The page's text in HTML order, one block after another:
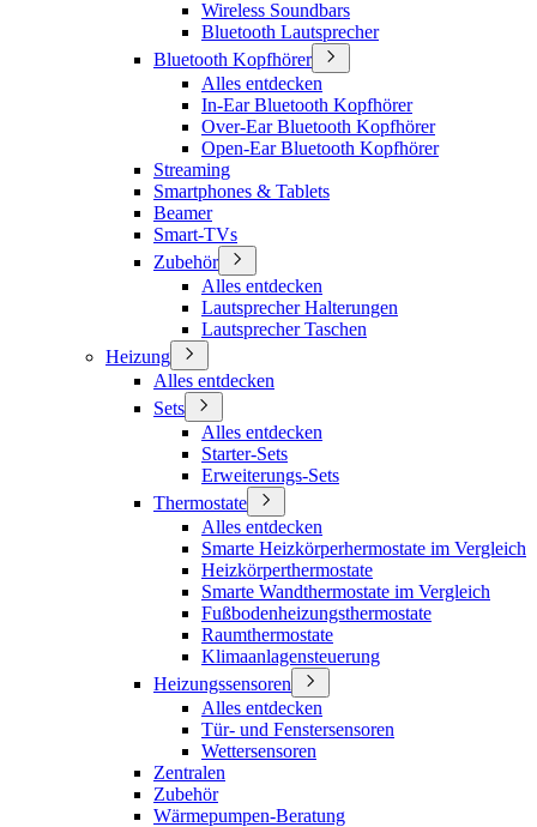
Wireless Soundbars
Bluetooth Lautsprecher
Bluetooth Kopfhörer
Alles entdecken
In-Ear Bluetooth Kopfhörer
Over-Ear Bluetooth Kopfhörer
Open-Ear Bluetooth Kopfhörer
Streaming
Smartphones & Tablets
Beamer
Smart-TVs
Zubehör
Alles entdecken
Lautsprecher Halterungen
Lautsprecher Taschen
Heizung
Alles entdecken
Sets
Alles entdecken
Starter-Sets
Erweiterungs-Sets
Thermostate
Alles entdecken
Smarte Heizkörperhermostate im Vergleich
Heizkörperthermostate
Smarte Wandthermostate im Vergleich
Fußbodenheizungsthermostate
Raumthermostate
Klimaanlagensteuerung
Heizungssensoren
Alles entdecken
Tür- und Fenstersensoren
Wettersensoren
Zentralen
Zubehör
Wärmepumpen-Beratung